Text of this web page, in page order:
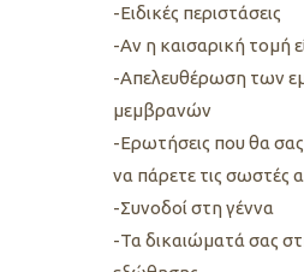
-Ειδικές περιστάσεις
-Αν η καισαρική τομή
-Απελευθέρωση των
μεμβρανών
-Ερωτήσεις που θα
να πάρετε τις σωστές
-Συνοδοί στη γέννα
-Τα δικαιώματά σας